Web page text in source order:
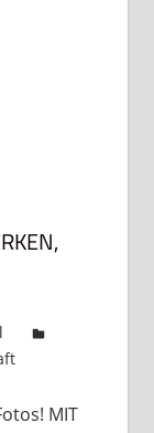
hinterlassen
MIT